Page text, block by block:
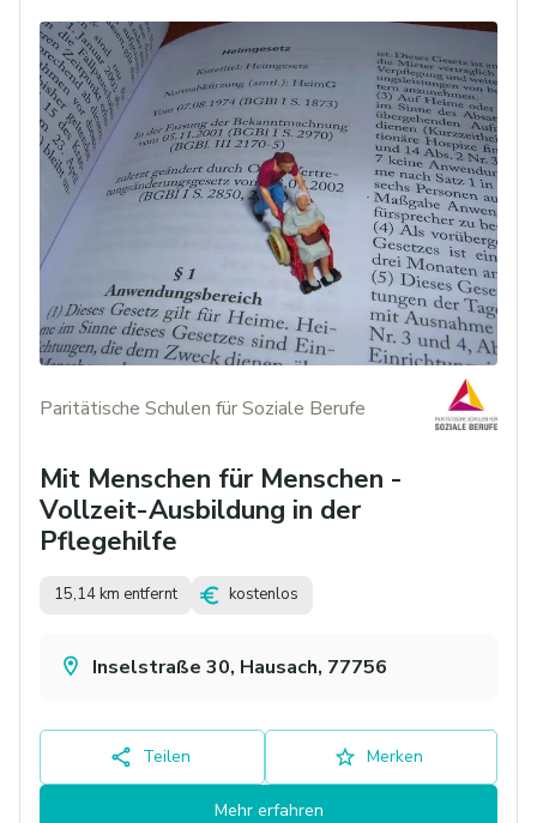
Paritätische Schulen für Soziale Berufe
Mit Menschen für Menschen -
Vollzeit-Ausbildung in der
Pflegehilfe
15,14 km entfernt kostenlos
Inselstraße 30, Hausach, 77756
Teilen Merken
Mehr erfahren